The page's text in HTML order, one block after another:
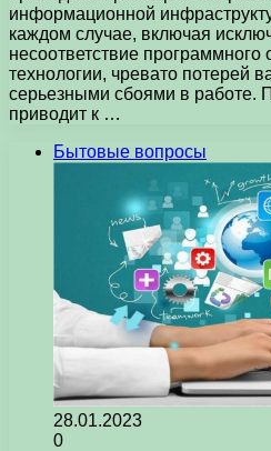
информационной
каждом случае, включая
несоответствие программного
технологии, чревато потерей
серьезными сбоями в работе.
приводит к …
Бытовые вопросы
28.01.2023
0